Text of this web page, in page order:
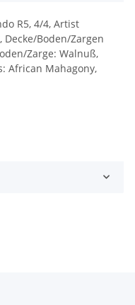
R5, 4/4, Artist
Decke/Boden/Zargen
Zarge: Walnuß,
African Mahagony,